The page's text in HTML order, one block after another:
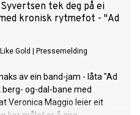
tek deg på ei
kronisk rytmefot - "Ad
Gold Pressemelding
av ein band-jam - låta "Ad
og-dal-bane med
Veronica Maggio leier eit